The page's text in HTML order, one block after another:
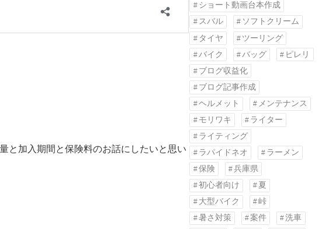
と加入期間と保険料のお話にしたいと思い
ショート動画台本作成
スバル
ソフトクリーム
タイヤ
ツーリング
バイク
バッグ
ピレリ
ブログ収益化
ブログ記事作成
ヘルメット
メンテナンス
モリワキ
ライター
ライティング
ラパイドネオ
ラーメン
保険
兵庫県
初心者向け
夏
大型バイク
峠
暑さ対策
案件
洗車